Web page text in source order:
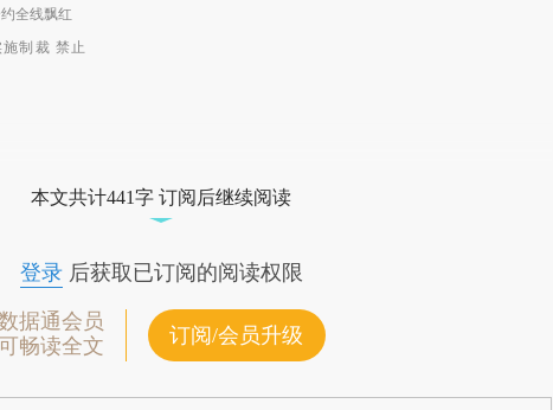
全线飘红
施制裁 禁止
本文共计441字 订阅后继续阅读
登录后获取已订阅的阅读权限
据通会员
畅读全文
订阅/会员升级